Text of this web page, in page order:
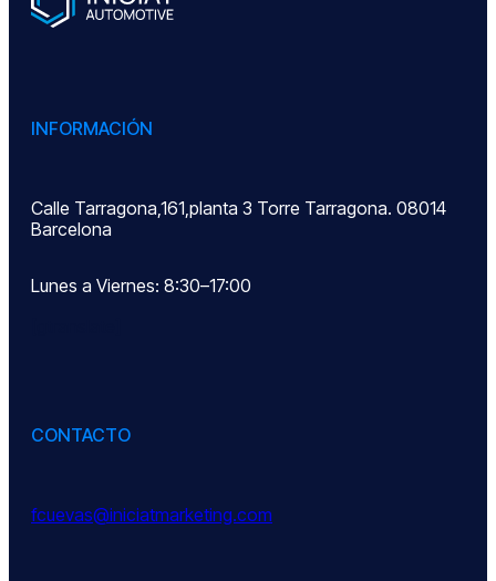
INFORMACIÓN
Calle Tarragona,161,planta 3 Torre Tarragona. 08014
Barcelona
Lunes a Viernes: 8:30–17:00
CONTACTO
fcuevas@iniciatmarketing.com